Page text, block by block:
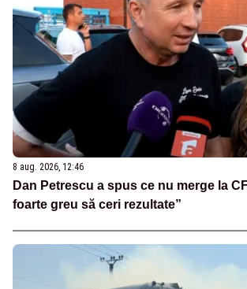
8 aug. 2026, 12:46
Dan Petrescu a spus ce nu merge la
foarte greu să ceri rezultate”